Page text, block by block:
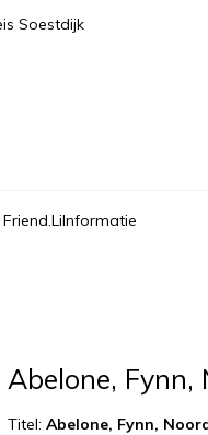
Soestdijk
Informatie
Abelone, Fynn,
Titel:Abelone, Fynn,